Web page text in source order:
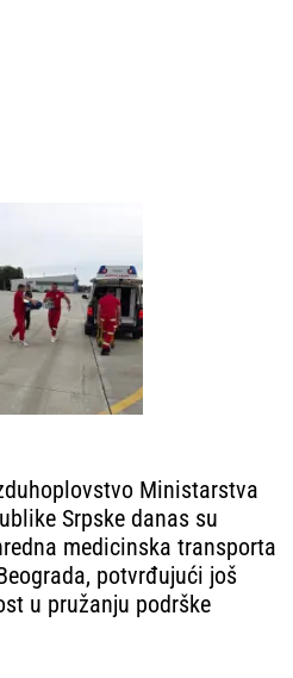
Ministarstva
Srpske danas su
medicinska transporta
potvrđujući još
u pružanju podrške